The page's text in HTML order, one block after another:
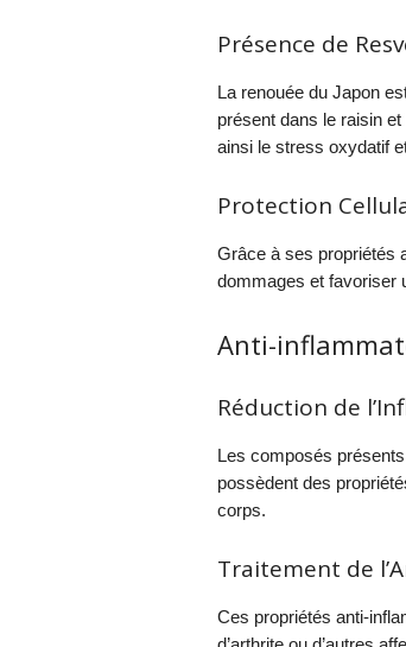
Présence de
La renouée du Japon
présent dans le raisin
ainsi le stress oxydatif
Protection
Grâce à ses propriétés
dommages et favoriser
Anti-
Réduction de
Les composés
possèdent des
corps.
Traitement de
Ces propriétés anti-